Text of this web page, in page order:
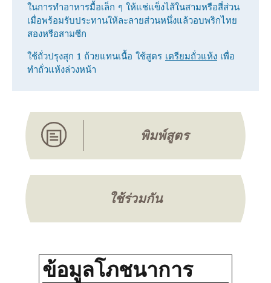
ในการทําอาหารมื้อเล็ก ๆ ให้แช่แข็งไส้ในสามหรือสี่ส่วน
เมื่อพร้อมรับประทานให้ละลายส่วนหนึ่งแล้วอบพริกไทย
สองหรือสามซีก
ใช้ถั่วปรุงสุก 1 ถ้วยแทนเนื้อ ใช้สูตร เตรียมถั่วแห้ง เพื่อ
ทําถั่วแห้งล่วงหน้า
พิมพ์สูตร
ใช้ร่วมกัน
ข้อมูลโภชนาการ